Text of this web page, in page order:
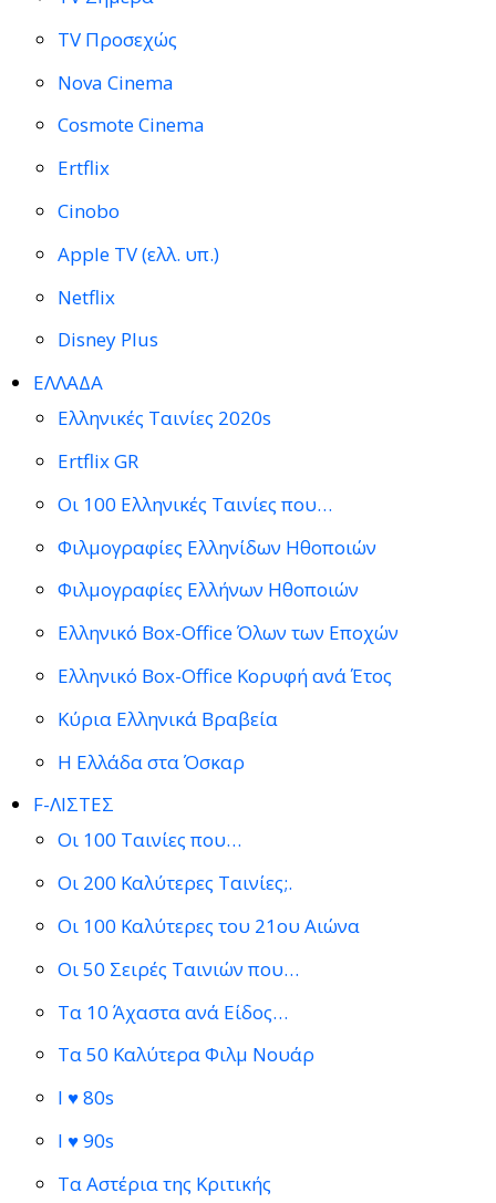
TV Προσεχώς
Nova Cinema
Cosmote Cinema
Ertflix
Cinobo
Apple TV (ελλ. υπ.)
Netflix
Disney Plus
ΕΛΛΑΔΑ
Ελληνικές Ταινίες 2020s
Ertflix GR
Οι 100 Ελληνικές Ταινίες που…
Φιλμογραφίες Ελληνίδων Ηθοποιών
Φιλμογραφίες Ελλήνων Ηθοποιών
Ελληνικό Box-Office Όλων των Εποχών
Ελληνικό Box-Office Κορυφή ανά Έτος
Κύρια Ελληνικά Βραβεία
Η Ελλάδα στα Όσκαρ
F-ΛΙΣΤΕΣ
Οι 100 Ταινίες που…
Οι 200 Καλύτερες Ταινίες;.
Οι 100 Καλύτερες του 21ου Αιώνα
Οι 50 Σειρές Ταινιών που…
Τα 10 Άχαστα ανά Είδος…
Τα 50 Καλύτερα Φιλμ Νουάρ
I ♥ 80s
I ♥ 90s
Τα Αστέρια της Κριτικής